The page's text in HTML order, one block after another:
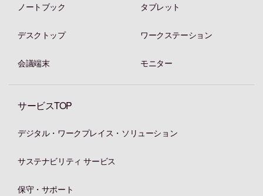
ノートブック タブレット
デスクトップ ワークステーション
会議端末 モニター
サービスTOP
デジタル・ワークプレイス・ソリューション
サステナビリティ サービス
保守・サポート